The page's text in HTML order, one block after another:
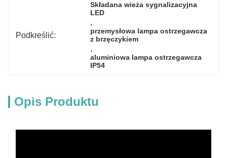
Podkreślić:
Składana wieża sygnalizacyjna
LED
,
przemysłowa lampa ostrzegawcza
z brzęczykiem
,
aluminiowa lampa ostrzegawcza
IP54
Opis Produktu